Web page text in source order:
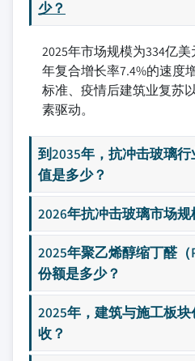
少？
2025年市场规模为334亿
年复合增长率7.4%的速度
标准、疫情后建筑业复苏
素驱动。
到2035年，抗冲击玻璃
值是多少？
2026年抗冲击玻璃市场规
2025年聚乙烯醇缩丁醛（
份额是多少？
2025年，建筑与施工板
收？